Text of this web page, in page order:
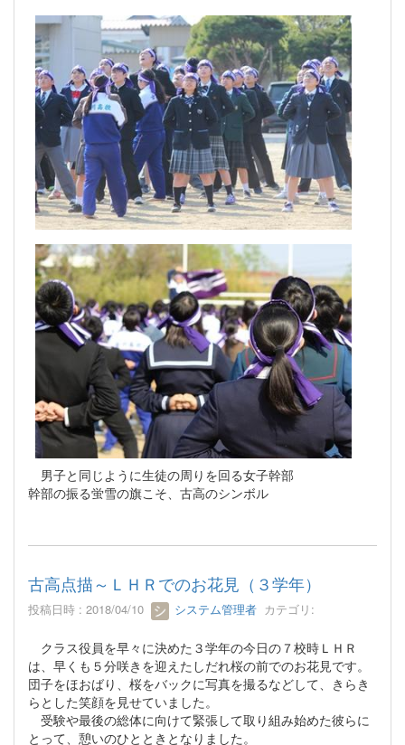
男子と同じように生徒の周りを回る女子幹部
幹部の振る蛍雪の旗こそ、古高のシンボル
古高点描～ＬＨＲでのお花見（３学年）
投稿日時 : 2018/04/10 システム管理者 カテゴリ:
クラス役員を早々に決めた３学年の今日の７校時ＬＨＲ
は、早くも５分咲きを迎えたしだれ桜の前でのお花見です。
団子をほおばり、桜をバックに写真を撮るなどして、きらき
らとした笑顔を見せていました。
受験や最後の総体に向けて緊張して取り組み始めた彼らに
とって、憩いのひとときとなりました。